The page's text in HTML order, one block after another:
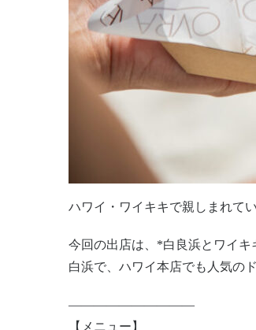
ハワイ・ワイキキで親しまれて
今回の出店は、*白良浜とワイキ
白浜で、ハワイ本店でも人気の
——————————
【メニュー】